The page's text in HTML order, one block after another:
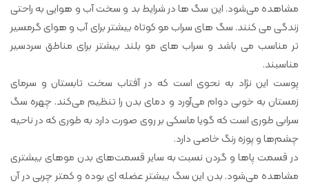
مشاهده می‌شود. این سگ ها در شرایط بد و سخت آب و هوایی به راحتی
زندگی می کنند. سگ های سراب مو کوتاه بیشتر برای آب و هوای گرمسیر
تر مناسب می باشد و سراب های مو بلند بیشتر برای مناطق سردسیر
مناسبند.
پوست این نژاد به نحوی است که در آفتاب سخت تابستان و سرمای
زمستان به خوبی دوام می‌آورد و دمای بدن را تنظیم می‌کند. چهره سگ
سرابی طوری است که گویا ماسکی بر روی صورت دارد به طوری که در ناحیه
چشم‌ها و پوزه رنگ خاصی دارد.
در قسمت پا‌ها و گردن نسبت به سایر قسمت‌های بدن موهای بیشتری
مشاهده می‌شود. بدن این سگ بیشتر عضله ای بوده و کمتر چربی در آن